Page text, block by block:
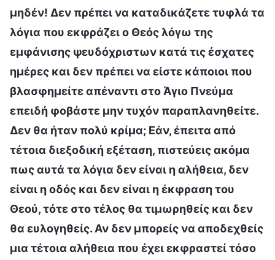
μηδέν! Δεν πρέπει να καταδικάζετε τυφλά τα
λόγια που εκφράζει ο Θεός λόγω της
εμφάνισης ψευδόχριστων κατά τις έσχατες
ημέρες και δεν πρέπει να είστε κάποιοι που
βλασφημείτε απέναντι στο Άγιο Πνεύμα
επειδή φοβάστε μην τυχόν παραπλανηθείτε.
Δεν θα ήταν πολύ κρίμα; Εάν, έπειτα από
τέτοια διεξοδική εξέταση, πιστεύεις ακόμα
πως αυτά τα λόγια δεν είναι η αλήθεια, δεν
είναι η οδός και δεν είναι η έκφραση του
Θεού, τότε στο τέλος θα τιμωρηθείς και δεν
θα ευλογηθείς. Αν δεν μπορείς να αποδεχθείς
μια τέτοια αλήθεια που έχει εκφραστεί τόσο